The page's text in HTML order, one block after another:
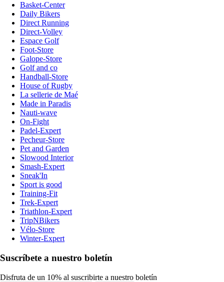
Basket-Center
Daily Bikers
Direct Running
Direct-Volley
Espace Golf
Foot-Store
Galope-Store
Golf and co
Handball-Store
House of Rugby
La sellerie de Maé
Made in Paradis
Nauti-wave
On-Fight
Padel-Expert
Pecheur-Store
Pet and Garden
Slowood Interior
Smash-Expert
Sneak'In
Sport is good
Training-Fit
Trek-Expert
Triathlon-Expert
TripNBikers
Vélo-Store
Winter-Expert
Suscríbete a nuestro boletín
Disfruta de un 10% al suscribirte a nuestro boletín